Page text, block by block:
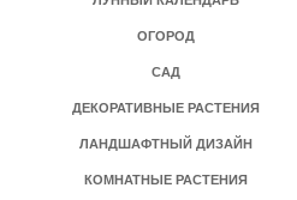
ОГОРОД
САД
ДЕКОРАТИВНЫЕ РАСТЕНИЯ
ЛАНДШАФТНЫЙ ДИЗАЙН
КОМНАТНЫЕ РАСТЕНИЯ